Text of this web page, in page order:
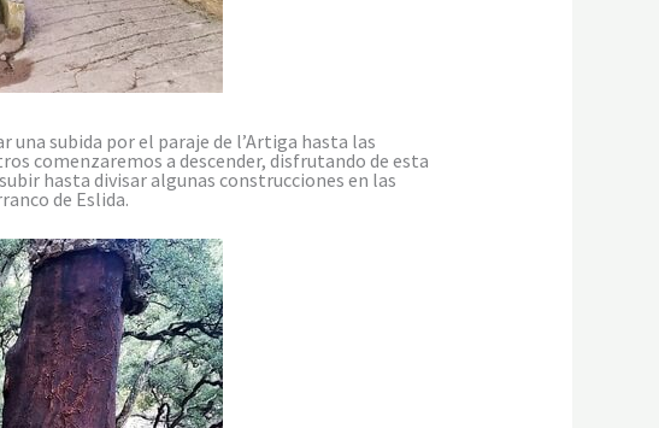
una subida por el paraje de l’Artiga hasta las
comenzaremos a descender, disfrutando de esta
hasta divisar algunas construcciones en las
de Eslida.